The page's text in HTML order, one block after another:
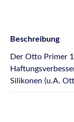
Beschreibung
Der Otto Primer
Silikonen (u.A.